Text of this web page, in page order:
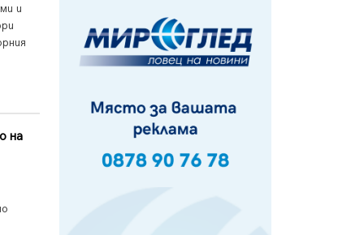
и
на
време на жътвената кампания в
Перник
06.08.2026, 07:51
през август в Перник
06.08.2026, 00:48
измамите: Проверявайте